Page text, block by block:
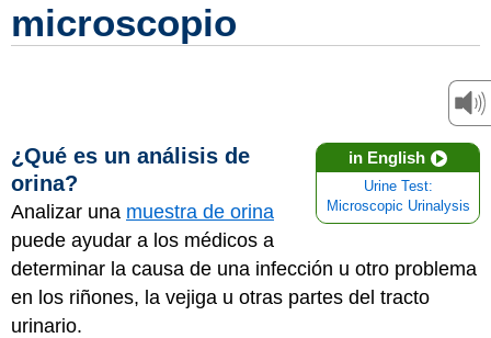
microscopio
in English
Urine Test:
Microscopic Urinalysis
¿Qué es un análisis de
orina?
Analizar una muestra de orina
puede ayudar a los médicos a
determinar la causa de una infección u otro problema
en los riñones, la vejiga u otras partes del tracto
urinario.